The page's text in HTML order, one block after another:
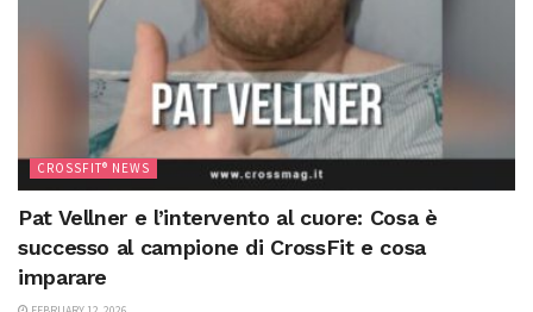
CROSSFIT® NEWS
Pat Vellner e l’intervento al cuore: Cosa è
successo al campione di CrossFit e cosa
imparare